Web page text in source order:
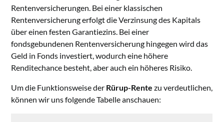
Rentenversicherungen. Bei einer klassischen
Rentenversicherung erfolgt die Verzinsung des Kapitals
über einen festen Garantiezins. Bei einer
fondsgebundenen Rentenversicherung hingegen wird das
Geld in Fonds investiert, wodurch eine höhere
Renditechance besteht, aber auch ein höheres Risiko.
Um die Funktionsweise der Rürup-Rente zu verdeutlichen,
können wir uns folgende Tabelle anschauen: